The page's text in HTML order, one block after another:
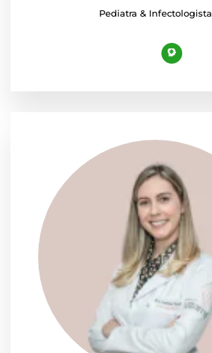
Pediatra & Infectologista